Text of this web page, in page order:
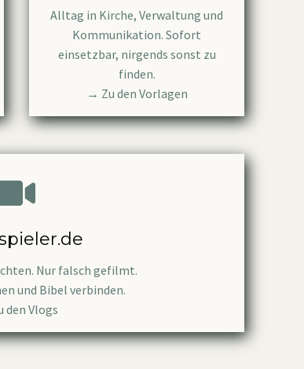
Alltag in Kirche, Verwaltung und
Kommunikation. Sofort
einsetzbar, nirgends sonst zu
finden.
→ Zu den Vorlagen
Nur falsch gefilmt.
und Bibel verbinden.
den Vlogs